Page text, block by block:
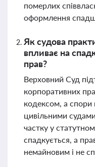
померлих
оформлення
Як судова
впливає на
прав?
Верховний Суд
корпоративних
кодексом, а
цивільними
частку у
спадкується, а
немайновим і не